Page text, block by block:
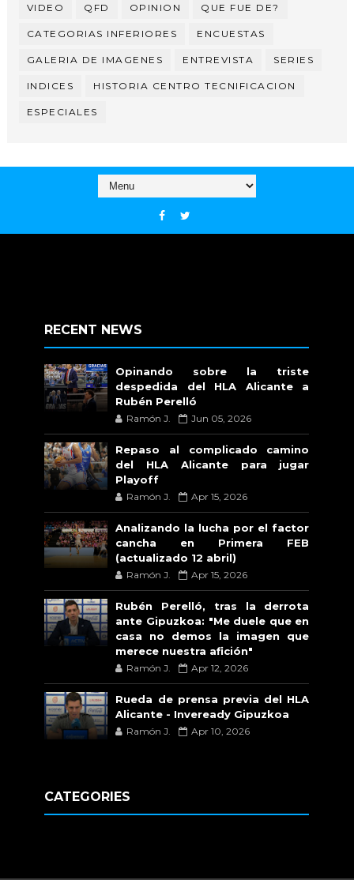
VIDEO QFD OPINION QUE FUE DE?
CATEGORIAS INFERIORES ENCUESTAS
GALERIA DE IMAGENES ENTREVISTA SERIES
INDICES HISTORIA CENTRO TECNIFICACION
ESPECIALES
RECENT NEWS
Opinando sobre la triste
despedida del HLA Alicante a
Rubén Perelló
Ramón J. Jun 05, 2026
Repaso al complicado camino
del HLA Alicante para jugar
Playoff
Ramón J. Apr 15, 2026
Analizando la lucha por el factor
cancha en Primera FEB
(actualizado 12 abril)
Ramón J. Apr 15, 2026
Rubén Perelló, tras la derrota
ante Gipuzkoa: "Me duele que en
casa no demos la imagen que
merece nuestra afición"
Ramón J. Apr 12, 2026
Rueda de prensa previa del HLA
Alicante - Inveready Gipuzkoa
Ramón J. Apr 10, 2026
CATEGORIES